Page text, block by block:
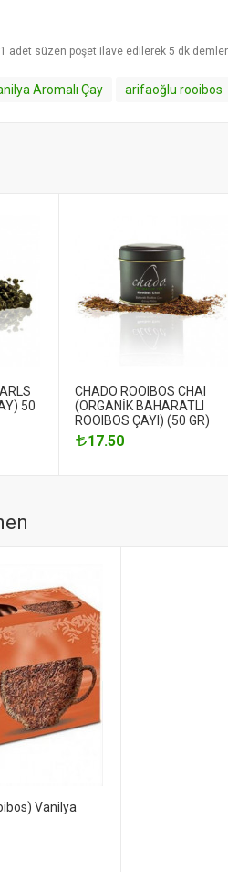
adet süzen poşet ilave edilerek 5 dk
Aromalı Çay arifaoğlu rooibos
50
CHADO ROOIBOS CHAI
(ORGANİK BAHARATLI
ROOIBOS ÇAYI) (50 GR)
17.50
Vanilya